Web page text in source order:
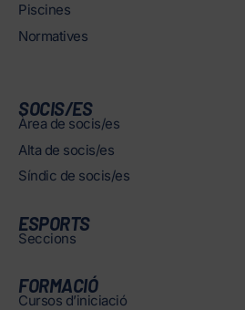
Piscines
Normatives
SOCIS/ES
Àrea de socis/es
Alta de socis/es
Síndic de socis/es
ESPORTS
Seccions
FORMACIÓ
Cursos d’iniciació